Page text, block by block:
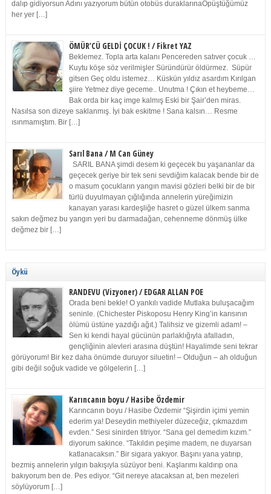
dalıp gidiyorsun Adını yazıyorum bütün otobüs duraklarınaÖpüştüğümüz
her yer […]
ÖMÜR’CÜ GELDİ ÇOCUK ! / Fikret YAZ
Beklemez. Topla arta kalanı Pencereden satıver çocuk …
Kuytu köşe söz verilmişler Süründürür öldürmez. Süpür
gitsen Geç oldu istemez… Küskün yıldız asardım Kırılgan
şiire Yetmez diye geceme.. Unutma ! Çıkın et heybeme…
Bak orda bir kaç imge kalmış Eski bir Şair’den miras.
Nasılsa son dizeye saklanmış. İyi bak eskitme ! Sana kalsın… Resme
ısınmamıştım. Bir […]
Sarıl Bana / M Can Güney
SARIL BANA şimdi desem ki geçecek bu yaşananlar da
geçecek geriye bir tek seni sevdiğim kalacak bende bir de
o masum çocukların yangın mavisi gözleri belki bir de bir
türlü duyulmayan çığlığında annelerin yüreğimizin
kanayan yarası kardeşliğe hasret o güzel ülkem sanma
sakın değmez bu yangın yeri bu darmadağan, cehenneme dönmüş ülke
değmez bir […]
Öykü
RANDEVU (Vizyoner) / EDGAR ALLAN POE
Orada beni bekle! O yankılı vadide Mutlaka buluşacağım
seninle. (Chichester Piskoposu Henry King’in karısının
ölümü üstüne yazdığı ağıt.) Talihsiz ve gizemli adam! –
Sen ki kendi hayal gücünün parlaklığıyla afalladın,
gençliğinin alevleri arasına düştün! Hayalimde seni tekrar
görüyorum! Bir kez daha önümde duruyor siluetin! – Olduğun – ah olduğun
gibi değil soğuk vadide ve gölgelerin […]
Karıncanın boyu / Hasibe Özdemir
Karıncanın boyu / Hasibe Özdemir “Şişirdin içimi yemin
ederim ya! Deseydin methiyeler düzeceğiz, çıkmazdım
evden.” Sesi sinirden titriyor. “Sana gel demedim kızım.”
diyorum sakince. “Takıldın peşime madem, ne duyarsan
katlanacaksın.” Bir sigara yakıyor. Başını yana yatırıp,
bezmiş annelerin yılgın bakışıyla süzüyor beni. Kaşlarımı kaldırıp ona
bakıyorum ben de. Pes ediyor. “Git nereye atacaksan at, ben mezeleri
söylüyorum […]